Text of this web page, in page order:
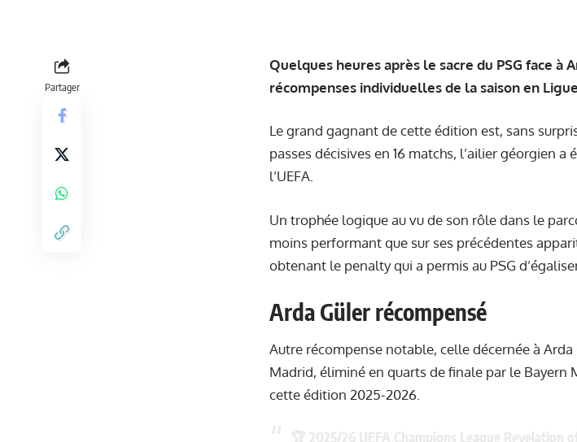
Partager
Quelques heures après le sacre du PSG face à
récompenses individuelles de la saison en
Le grand gagnant de cette édition est, sans
passes décisives en 16 matchs, l’ailier géorgien
l’UEFA.
Un trophée logique au vu de son rôle dans le
moins performant que sur ses précédentes
obtenant le penalty qui a permis au PSG
Arda Güler récompensé
Autre récompense notable, celle décernée à
Madrid, éliminé en quarts de finale par le
cette édition 2025-2026.